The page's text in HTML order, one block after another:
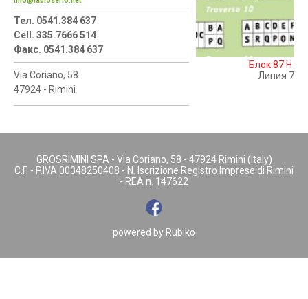
Тел. 0541.384 637
Cell. 335.7666 514
Факс. 0541.384 637
Via Coriano, 58
47924 - Rimini
Блок 87 H
Линия 7
GROSRIMINI SPA - Via Coriano, 58 - 47924 Rimini (Italy)
C.F. - P.IVA 00348250408 - N. Iscrizione Registro Imprese di Rimini
- REA n. 147622
powered by Rubiko